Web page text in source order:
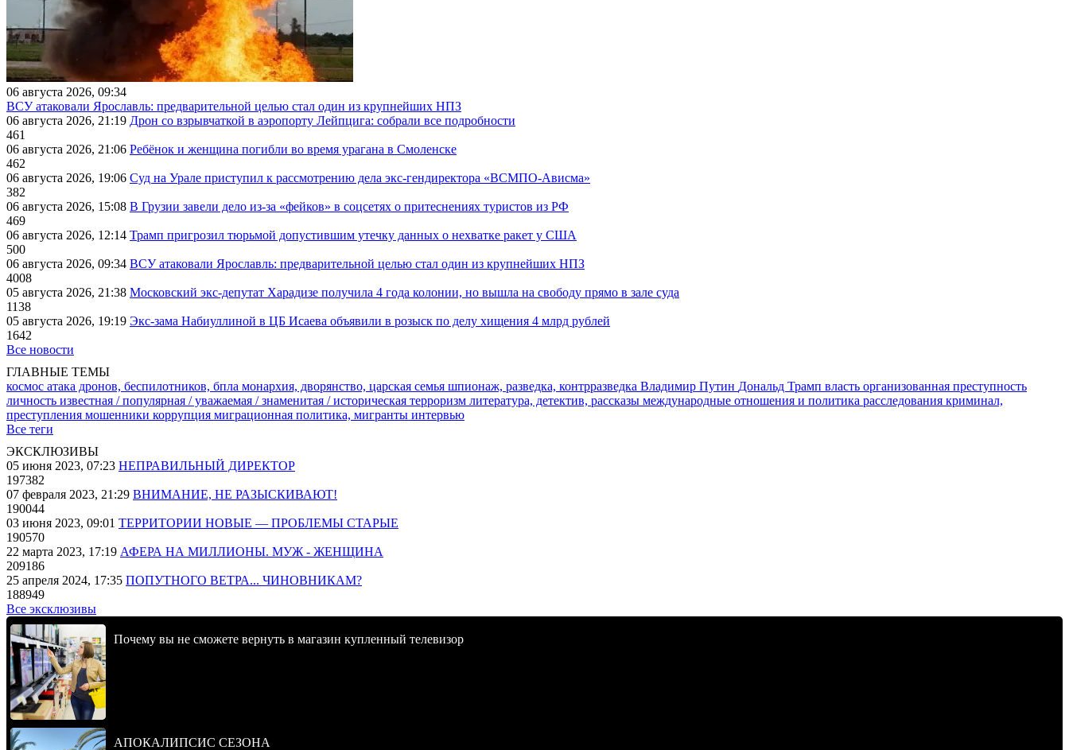
06 августа 2026, 09:34
ВСУ атаковали Ярославль: предварительной целью стал один из крупнейших НПЗ
06 августа 2026, 21:19 Дрон со взрывчаткой в аэропорту Лейпцига: собрали все подробности
461
06 августа 2026, 21:06 Ребёнок и женщина погибли во время урагана в Смоленске
462
06 августа 2026, 19:06 Суд на Урале приступил к рассмотрению дела экс-гендиректора «ВСМПО-Ависма»
382
06 августа 2026, 15:08 В Грузии завели дело из-за «фейков» в соцсетях о притеснениях туристов из РФ
469
06 августа 2026, 12:14 Трамп пригрозил тюрьмой допустившим утечку данных о нехватке ракет у США
500
06 августа 2026, 09:34 ВСУ атаковали Ярославль: предварительной целью стал один из крупнейших НПЗ
4008
05 августа 2026, 21:38 Московский экс-депутат Харадизе получила 4 года колонии, но вышла на свободу прямо в зале суда
1138
05 августа 2026, 19:19 Экс-зама Набиуллиной в ЦБ Исаева объявили в розыск по делу хищения 4 млрд рублей
1642
Все новости
ГЛАВНЫЕ ТЕМЫ
космос атака дронов, беспилотников, бпла монархия, дворянство, царская семья шпионаж, разведка, контрразведка Владимир Путин Дональд Трамп власть организованная преступность
личность известная / популярная / уважаемая / знаменитая / историческая терроризм литература, детектив, рассказы международные отношения и политика расследования криминал,
преступления мошенники коррупция миграционная политика, мигранты интервью
Все теги
ЭКСКЛЮЗИВЫ
05 июня 2023, 07:23 НЕПРАВИЛЬНЫЙ ДИРЕКТОР
197382
07 февраля 2023, 21:29 ВНИМАНИЕ, НЕ РАЗЫСКИВАЮТ!
190044
03 июня 2023, 09:01 ТЕРРИТОРИИ НОВЫЕ — ПРОБЛЕМЫ СТАРЫЕ
190570
22 марта 2023, 17:19 АФЕРА НА МИЛЛИОНЫ. МУЖ - ЖЕНЩИНА
209186
25 апреля 2024, 17:35 ПОПУТНОГО ВЕТРА... ЧИНОВНИКАМ?
188949
Все эксклюзивы
Почему вы не сможете вернуть в магазин купленный телевизор
АПОКАЛИПСИС СЕЗОНА